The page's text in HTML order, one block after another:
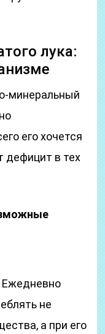
лука:
минеральный
его хочется
в тех
Ежедневно
не
а при его